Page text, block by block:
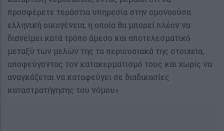
προσφέρετε τεράστια υπηρεσία στην ομονοούσα
ελληνική οικογένεια, η οποία θα μπορεί πλέον να
διανείμει κατά τρόπο άμεσο και αποτελεσματικό
μεταξύ των μελών της τα περιουσιακά της στοιχεία,
αποφεύγοντας τον κατακερματισμό τους και χωρίς να
αναγκάζεται να καταφεύγει σε διαδικασίες
καταστρατήγησης του νόμου»